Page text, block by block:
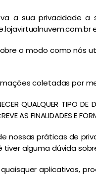
a sua privacidade
o modo como nós
coletadas por
QUALQUER TIPO
AS FINALIDADES E
nossas práticas de
alguma dúvida
aplicativos,